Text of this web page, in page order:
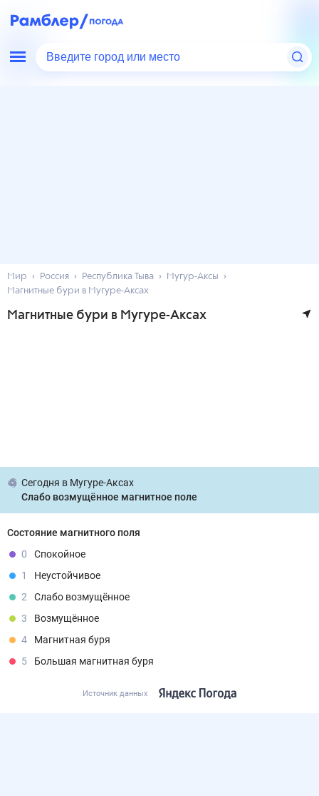
Введите город или место
Мир Россия Республика Тыва
Мугур-Аксы
Магнитные бури в Мугуре-Аксах
Магнитные бури в Мугуре-Аксах
Сегодня в Мугуре-Аксах
Слабо возмущённое магнитное поле
Состояние магнитного поля
0
Спокойное
1
Неустойчивое
2
Слабо возмущённое
3
Возмущённое
4
Магнитная буря
5
Большая магнитная буря
Источник данных